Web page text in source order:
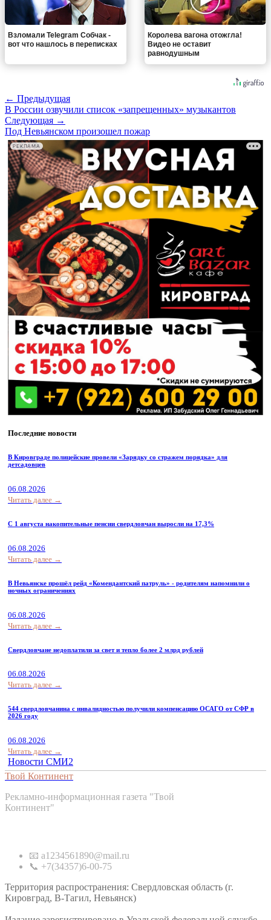
Взломали Telegram Собчак -
вот что нашлось в переписках
Королева вагона отожгла!
Видео не оставит
равнодушным
← Предыдущая
В России озвучили список «запрещенных» музыкантов
Следующая →
Под Невьянском произошел пожар
РЕКЛАМА
Последние новости
В Кировграде полицейские провели «Зарядку со стражем порядка» для
детсадовцев
06.08.2026
Читать далее →
С 1 августа накопительные пенсии свердловчан выросли на 17,3%
06.08.2026
Читать далее →
В Невьянске прошёл рейд «Комендантский патруль» - родителям напомнили о
ночных ограничениях
06.08.2026
Читать далее →
Свердловчане недоплатили за свет и тепло более 2 млрд рублей
06.08.2026
Читать далее →
544 свердловчанина с инвалидностью получили компенсацию ОСАГО от СФР в
2026 году
06.08.2026
Читать далее →
Новости СМИ2
Твой Континент
Рекламно-информационная газета "Твой
Континент"
📧 a1234561890@mail.ru
📞 +7(34357)6-00-75
Территория распространения: Свердловская область (г.
Кировград, В-Тагил, Невьянск)